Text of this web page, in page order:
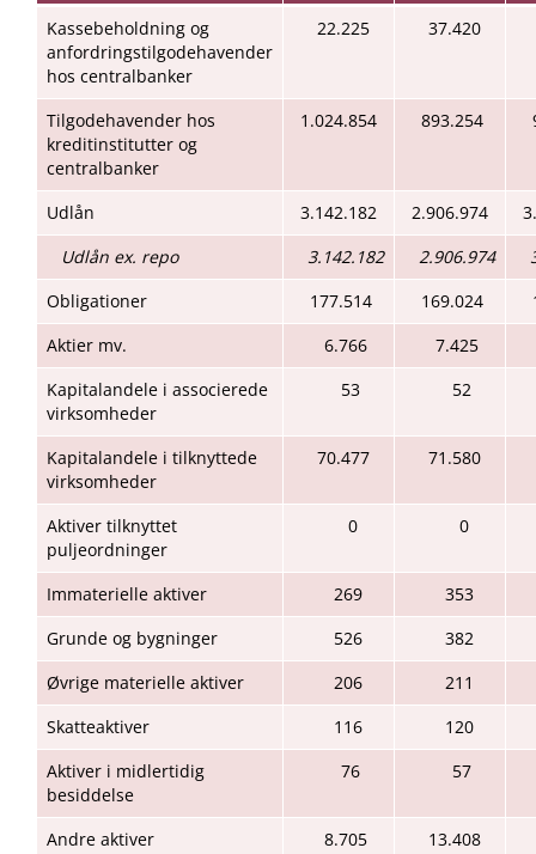
Kassebeholdning og
anfordringstilgodehavender
hos centralbanker
22.225 37.420
Tilgodehavender hos
kreditinstitutter og
centralbanker
1.024.854 893.254
Udlån 3.142.182 2.906.974
Udlån ex. repo
3.142.182 2.906.974
Obligationer
177.514 169.024
Aktier mv.
6.766 7.425
Kapitalandele i associerede
virksomheder
53 52
Kapitalandele i tilknyttede
virksomheder
70.477 71.580
Aktiver tilknyttet
puljeordninger
0 0
Immaterielle aktiver 269
353
Grunde og bygninger
526
382
Øvrige materielle aktiver
206
211
Skatteaktiver
116
120
Aktiver i midlertidig
besiddelse
76 57
Andre aktiver 8.705 13.408